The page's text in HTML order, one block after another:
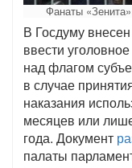
Фанаты
В Госдуму
ввести
над флагом
в случае
наказания
месяцев или
года. Документ
палаты